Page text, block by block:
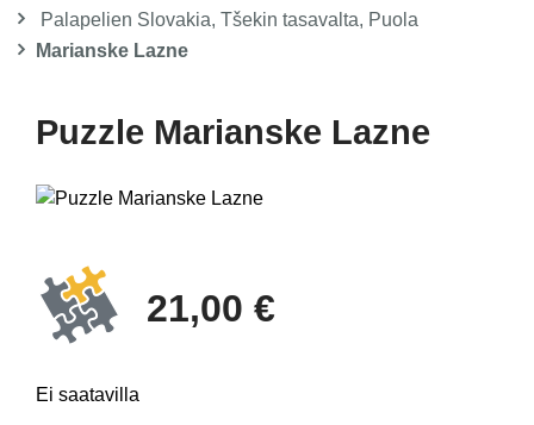
Palapelien Slovakia, Tšekin tasavalta, Puola
Marianske Lazne
Puzzle Marianske Lazne
21,00 €
Ei saatavilla